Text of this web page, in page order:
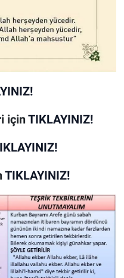
içinTIKLAYINIZ!
TIKLAYINIZ!